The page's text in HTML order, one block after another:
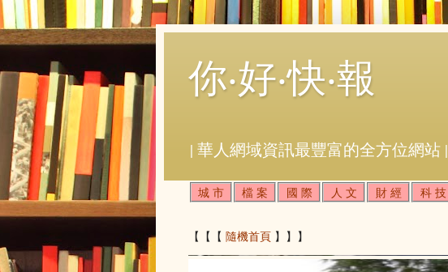
你‧好‧快‧報
| 華人網域資訊最豐富的全方位網站 |
城 市 檔 案 國 際 人 文 財 經 科 技
【【【 隨機首頁 】】】